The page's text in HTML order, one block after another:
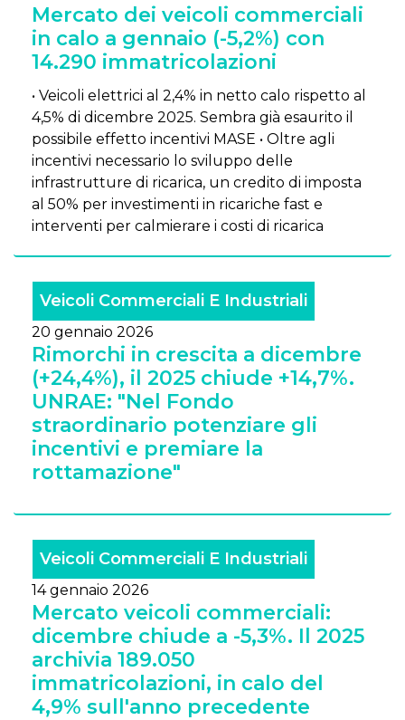
Mercato dei veicoli commerciali
in calo a gennaio (-5,2%) con
14.290 immatricolazioni
• Veicoli elettrici al 2,4% in netto calo rispetto al
4,5% di dicembre 2025. Sembra già esaurito il
possibile effetto incentivi MASE • Oltre agli
incentivi necessario lo sviluppo delle
infrastrutture di ricarica, un credito di imposta
al 50% per investimenti in ricariche fast e
interventi per calmierare i costi di ricarica
Veicoli Commerciali E Industriali
20 gennaio 2026
Rimorchi in crescita a dicembre
(+24,4%), il 2025 chiude +14,7%.
UNRAE: "Nel Fondo
straordinario potenziare gli
incentivi e premiare la
rottamazione"
Veicoli Commerciali E Industriali
14 gennaio 2026
Mercato veicoli commerciali:
dicembre chiude a -5,3%. Il 2025
archivia 189.050
immatricolazioni, in calo del
4,9% sull'anno precedente